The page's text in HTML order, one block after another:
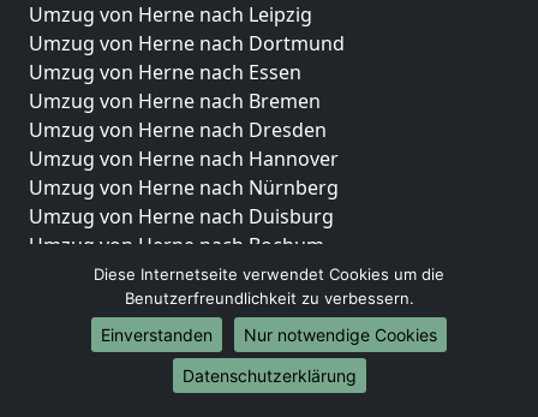
Umzug von Herne nach Leipzig
Umzug von Herne nach Dortmund
Umzug von Herne nach Essen
Umzug von Herne nach Bremen
Umzug von Herne nach Dresden
Umzug von Herne nach Hannover
Umzug von Herne nach Nürnberg
Umzug von Herne nach Duisburg
Umzug von Herne nach Bochum
Umzug von Herne nach Wuppertal
Umzug von Herne nach Bielefeld
Umzug von Herne nach Bonn
Umzug von Herne nach Münster
Diese Internetseite verwendet Cookies um die
Benutzerfreundlichkeit zu verbessern.
Einverstanden
Nur notwendige Cookies
Datenschutzerklärung